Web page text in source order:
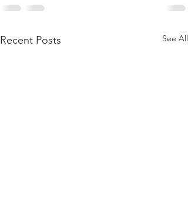
Recent Posts See All